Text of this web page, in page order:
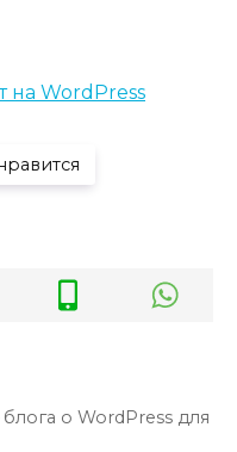
о WordPress для